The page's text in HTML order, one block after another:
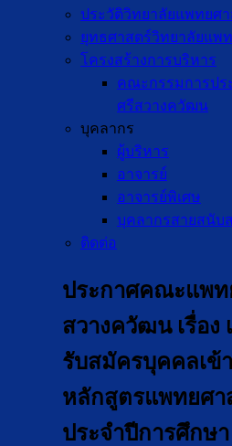
ประวัติวิทยาลัยแพทยศ
ยุทธศาสตร์วิทยาลัยแพ
โครงสร้างการบริหาร
คณะกรรมการปร
ศรีสวางควัฒน
บุคลากร
ผู้บริหาร
อาจารย์
อาจารย์พิเศษ
บุคลากรสายสนับ
ติดต่อ
ประกาศคณะแพท
สวางควัฒน เรื่อง
รับสมัครบุคคลเข้
หลักสูตรแพทยศ
ประจำปีการศึกษา